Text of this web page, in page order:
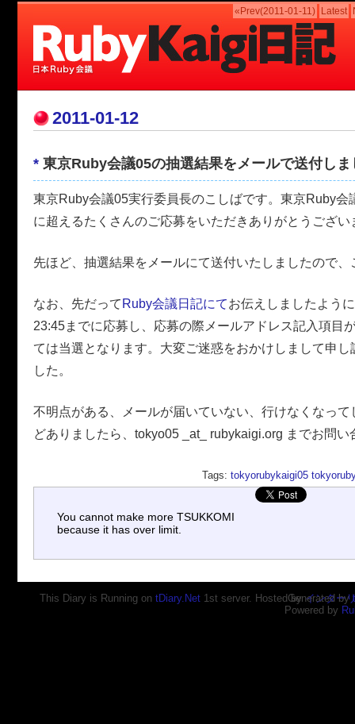
2011-01-12
* 東京Ruby会議05の抽選結果をメールで送付しま
東京Ruby会議05実行委員長のこしばです。東京Ruby会
に超えるたくさんのご応募をいただきありがとうござい
先ほど、抽選結果をメールにて送付いたしましたので、
なお、先だって Ruby会議日記にてお伝えしましたよう
23:45までに応募し、応募の際メールアドレス記入項目
ては当選となります。大変ご迷惑をおかけしまして申し
した。
不明点がある、メールが届いていない、行けなくなって
どありましたら、tokyo05 _at_ rubykaigi.org までお問い
Tags: tokyorubykaigi05
You cannot make more TSUKKOMI
because it has over limit.
«Prev(2011-01-11) Latest
This Diary is Running on tDiary.Net 1st server. Hosted byインター
Generated by
Powered by